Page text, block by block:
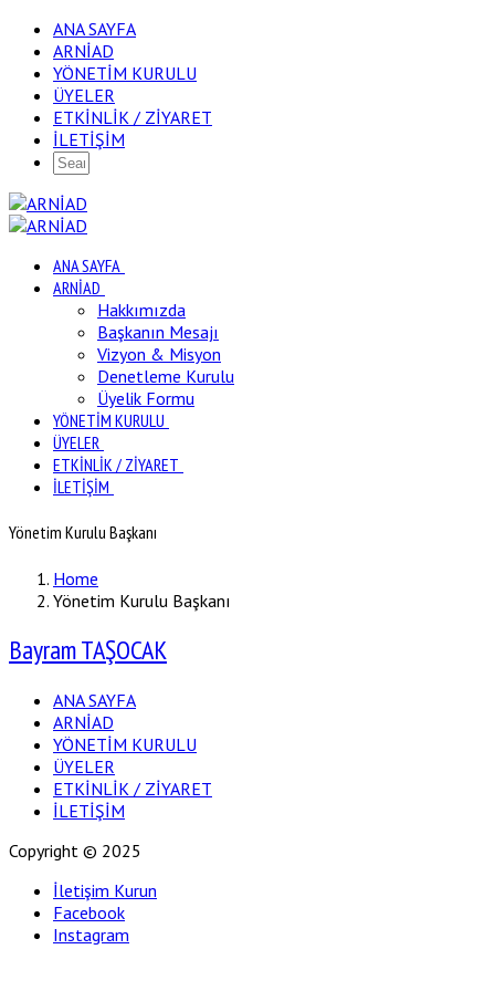
ANA SAYFA
ARNİAD
YÖNETİM KURULU
ÜYELER
ETKİNLİK / ZİYARET
İLETİŞİM
ANA SAYFA
ARNİAD
Hakkımızda
Başkanın Mesajı
Vizyon & Misyon
Denetleme Kurulu
Üyelik Formu
YÖNETİM KURULU
ÜYELER
ETKİNLİK / ZİYARET
İLETİŞİM
Yönetim Kurulu Başkanı
Home
Yönetim Kurulu Başkanı
Bayram TAŞOCAK
ANA SAYFA
ARNİAD
YÖNETİM KURULU
ÜYELER
ETKİNLİK / ZİYARET
İLETİŞİM
Copyright © 2025
İletişim Kurun
Facebook
Instagram